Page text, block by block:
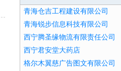
青海仓吉工程建设有限公司
青海锐步信息科技有限公司
西宁腾圣缘物流有限责任公司
西宁君安堂大药店
格尔木翼慈广告图文有限公司